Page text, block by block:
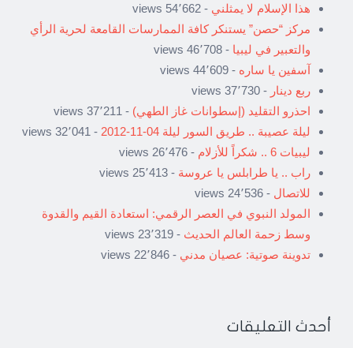
هذا الإسلام لا يمثلني - 54٬662 views
مركز “حصن” يستنكر كافة الممارسات القامعة لحرية الرأي
والتعبير في ليبيا - 46٬708 views
آسفين يا ساره - 44٬609 views
ربع دينار - 37٬730 views
احذرو التقليد (إسطوانات غاز الطهي) - 37٬211 views
ليلة عصيبة .. طريق السور ليلة 04-11-2012
- 32٬041 views
ليبيات 6 .. شكراً للأزلام
- 26٬476 views
راب .. يا طرابلس يا عروسة - 25٬413 views
للاتصال - 24٬536 views
المولد النبوي في العصر الرقمي: استعادة القيم والقدوة
وسط زحمة العالم الحديث - 23٬319 views
تدوينة صوتية: عصيان مدني - 22٬846 views
أحدث التعليقات